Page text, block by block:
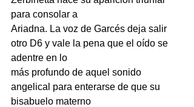
para consolar a
Ariadna. La voz de Garcés deja salir
otro D6 y vale la pena que el oído se
adentre en lo
más profundo de aquel sonido
angelical para enterarse de que su
bisabuelo materno